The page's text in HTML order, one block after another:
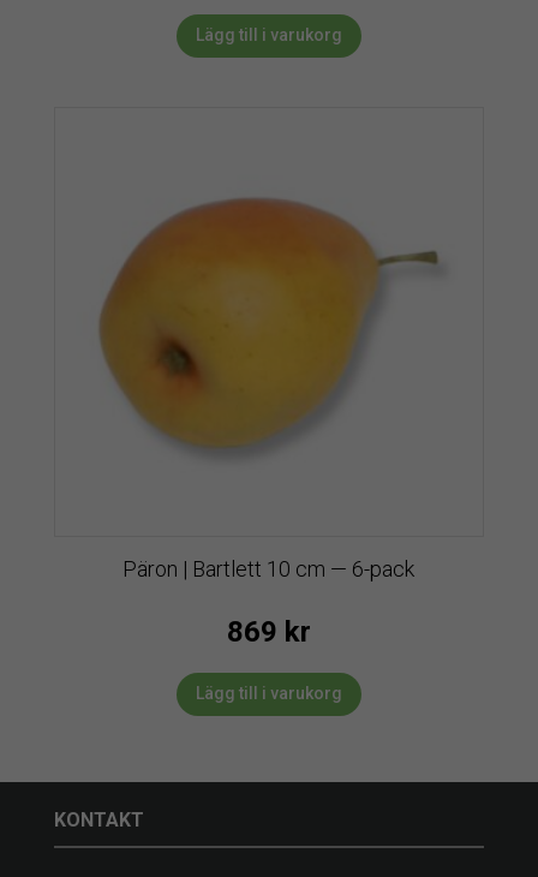
Lägg till i varukorg
Päron | Bartlett 10 cm — 6-pack
869 kr
Lägg till i varukorg
KONTAKT